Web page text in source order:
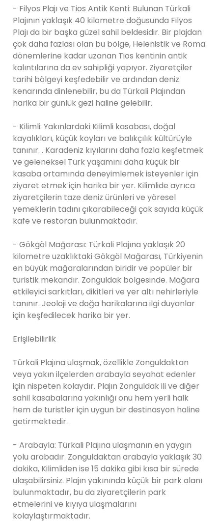
- Filyos Plajı ve Tios Antik Kenti: Bulunan Türkali
Plajının yaklaşık 40 kilometre doğusunda Filyos
Plajı da bir başka güzel sahil beldesidir. Bir plajdan
çok daha fazlası olan bu bölge, Helenistik ve Roma
dönemlerine kadar uzanan Tios kentinin antik
kalıntılarına da ev sahipliği yapıyor. Ziyaretçiler
tarihi bölgeyi keşfedebilir ve ardından deniz
kenarında dinlenebilir, bu da Türkali Plajından
harika bir günlük gezi haline gelebilir.
- Kilimli: Yakınlardaki Kilimli kasabası, doğal
kayalıkları, küçük koyları ve balıkçılık kültürüyle
tanınır. . Karadeniz kıyılarını daha fazla keşfetmek
ve geleneksel Türk yaşamını daha küçük bir
kasaba ortamında deneyimlemek isteyenler için
ziyaret etmek için harika bir yer. Kilimlide ayrıca
ziyaretçilerin taze deniz ürünleri ve yöresel
yemeklerin tadını çıkarabileceği çok sayıda küçük
kafe ve restoran bulunmaktadır.
- Gökgöl Mağarası: Türkali Plajına yaklaşık 20
kilometre uzaklıktaki Gökgöl Mağarası, Türkiyenin
en büyük mağaralarından biridir ve popüler bir
turistik mekandır. Zonguldak bölgesinde. Mağara
etkileyici sarkıtları, dikitleri ve yer altı nehirleriyle
tanınır. Jeoloji ve doğa harikalarına ilgi duyanlar
için keşfedilecek harika bir yer.
Erişilebilirlik
Türkali Plajına ulaşmak, özellikle Zonguldaktan
veya yakın ilçelerden arabayla seyahat edenler
için nispeten kolaydır. Plajın Zonguldak ili ve diğer
sahil kasabalarına yakınlığı onu hem yerli halk
hem de turistler için uygun bir destinasyon haline
getirmektedir.
- Arabayla: Türkali Plajına ulaşmanın en yaygın
yolu arabadır. Zonguldaktan arabayla yaklaşık 30
dakika, Kilimliden ise 15 dakika gibi kısa bir sürede
ulaşabilirsiniz. Plajın yakınında küçük bir park alanı
bulunmaktadır, bu da ziyaretçilerin park
etmelerini ve kıyıya ulaşmalarını
kolaylaştırmaktadır.